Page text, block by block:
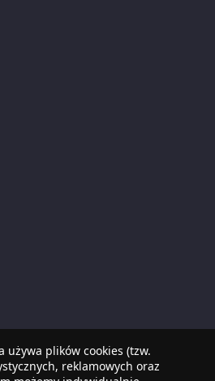
plików cookies (tzw.
reklamowych oraz